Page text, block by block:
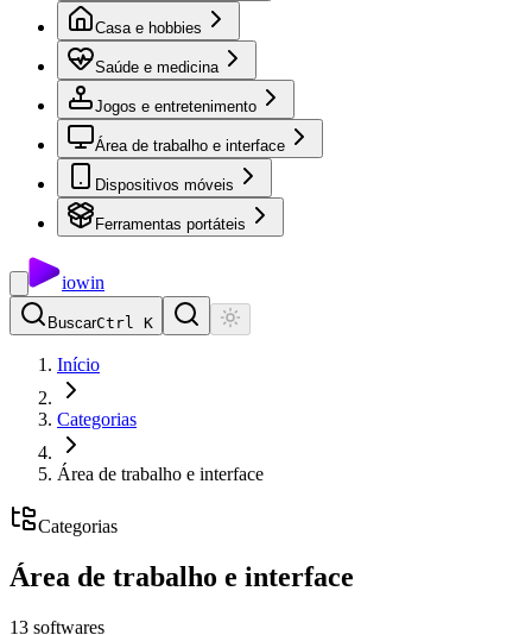
Casa e hobbies
Saúde e medicina
Jogos e entretenimento
Área de trabalho e interface
Dispositivos móveis
Ferramentas portáteis
iowin
BuscarCtrl K
Início
Categorias
Área de trabalho e interface
Categorias
Área de trabalho e interface
13 softwares